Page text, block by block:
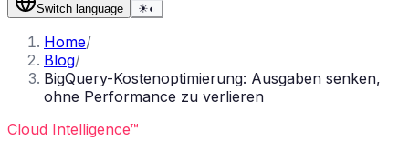
Switch language ☀◐
Home/
Blog/
BigQuery-Kostenoptimierung: Ausgaben senken,
ohne Performance zu verlieren
Cloud Intelligence™